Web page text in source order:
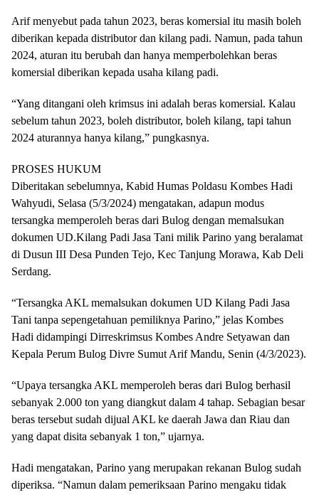
Arif menyebut pada tahun 2023, beras komersial itu masih boleh
diberikan kepada distributor dan kilang padi. Namun, pada tahun
2024, aturan itu berubah dan hanya memperbolehkan beras
komersial diberikan kepada usaha kilang padi.
“Yang ditangani oleh krimsus ini adalah beras komersial. Kalau
sebelum tahun 2023, boleh distributor, boleh kilang, tapi tahun
2024 aturannya hanya kilang,” pungkasnya.
PROSES HUKUM
Diberitakan sebelumnya, Kabid Humas Poldasu Kombes Hadi
Wahyudi, Selasa (5/3/2024) mengatakan, adapun modus
tersangka memperoleh beras dari Bulog dengan memalsukan
dokumen UD.Kilang Padi Jasa Tani milik Parino yang beralamat
di Dusun III Desa Punden Tejo, Kec Tanjung Morawa, Kab Deli
Serdang.
“Tersangka AKL memalsukan dokumen UD Kilang Padi Jasa
Tani tanpa sepengetahuan pemiliknya Parino,” jelas Kombes
Hadi didampingi Dirreskrimsus Kombes Andre Setyawan dan
Kepala Perum Bulog Divre Sumut Arif Mandu, Senin (4/3/2023).
“Upaya tersangka AKL memperoleh beras dari Bulog berhasil
sebanyak 2.000 ton yang diangkut dalam 4 tahap. Sebagian besar
beras tersebut sudah dijual AKL ke daerah Jawa dan Riau dan
yang dapat disita sebanyak 1 ton,” ujarnya.
Hadi mengatakan, Parino yang merupakan rekanan Bulog sudah
diperiksa. “Namun dalam pemeriksaan Parino mengaku tidak